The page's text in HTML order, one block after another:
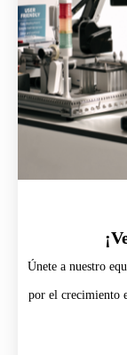
Únete a nuestro
por el crecimiento